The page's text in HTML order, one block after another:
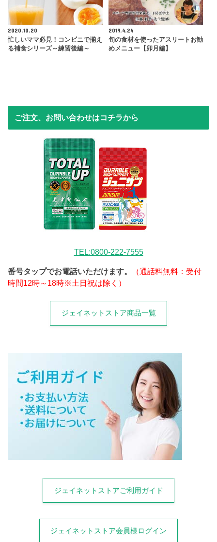
2020.10.20
忙しいママ必見！コンビニで揃え
る補食シリーズ～練習後編～
2019.4.24
旬の食材を使ったアスリートお勧
めメニュー【卯月編】
ご注文、お問い合わせはコチラから
TEL:0800-222-7555
番号タップでお電話いただけます。
（通話料無料：受付
時間12時～18時※土日祝は除く）
ジェイネットストア商品一覧
ジェイネットストアご利用ガイド
ジェイネットストア会員様ログイン